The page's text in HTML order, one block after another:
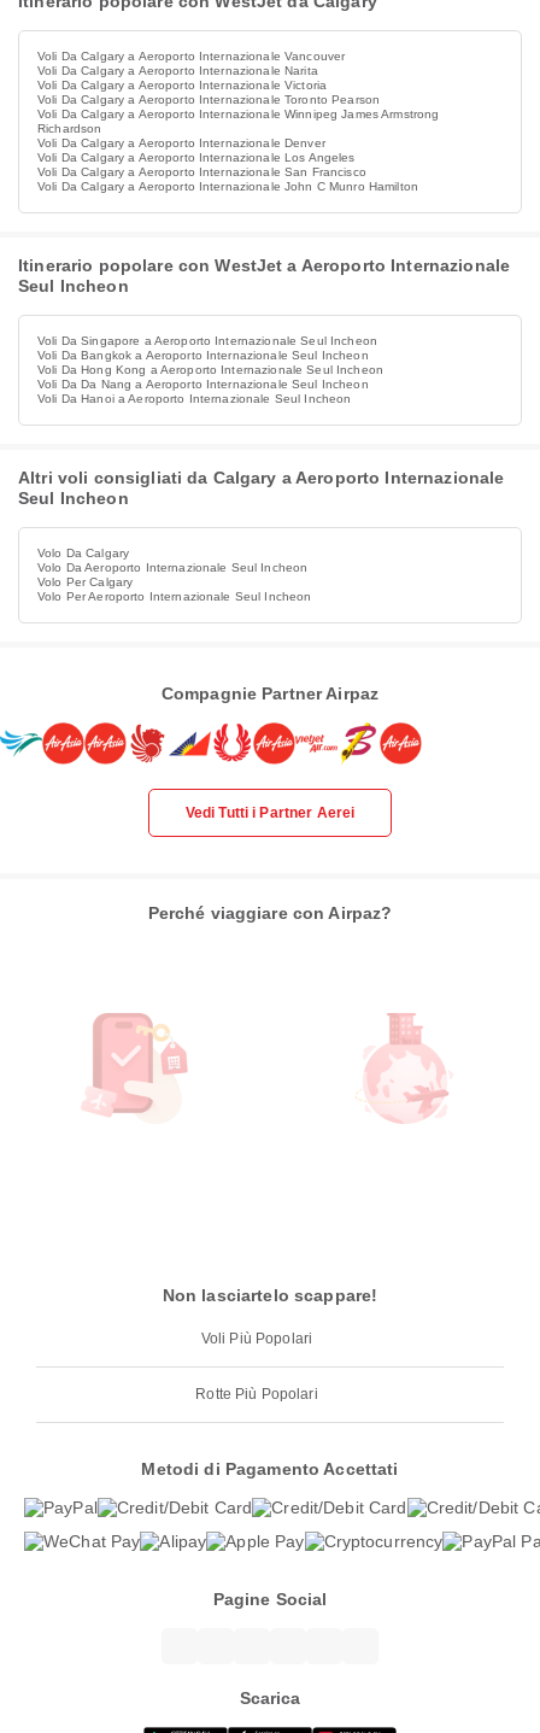
Voli Da Calgary a Aeroporto Internazionale Vancouver
Voli Da Calgary a Aeroporto Internazionale Narita
Voli Da Calgary a Aeroporto Internazionale Victoria
Voli Da Calgary a Aeroporto Internazionale Toronto Pearson
Voli Da Calgary a Aeroporto Internazionale Winnipeg James Armstrong
Richardson
Voli Da Calgary a Aeroporto Internazionale Denver
Voli Da Calgary a Aeroporto Internazionale Los Angeles
Voli Da Calgary a Aeroporto Internazionale San Francisco
Voli Da Calgary a Aeroporto Internazionale John C Munro Hamilton
Itinerario popolare con WestJet a Aeroporto Internazionale
Seul Incheon
Voli Da Singapore a Aeroporto Internazionale Seul Incheon
Voli Da Bangkok a Aeroporto Internazionale Seul Incheon
Voli Da Hong Kong a Aeroporto Internazionale Seul Incheon
Voli Da Da Nang a Aeroporto Internazionale Seul Incheon
Voli Da Hanoi a Aeroporto Internazionale Seul Incheon
Altri voli consigliati da Calgary a Aeroporto Internazionale
Seul Incheon
Volo Da Calgary
Volo Da Aeroporto Internazionale Seul Incheon
Volo Per Calgary
Volo Per Aeroporto Internazionale Seul Incheon
Compagnie Partner Airpaz
Vedi Tutti i Partner Aerei
Perché viaggiare con Airpaz?
Non lasciartelo scappare!
Voli Più Popolari
Rotte Più Popolari
Metodi di Pagamento Accettati
Pagine Social
Scarica